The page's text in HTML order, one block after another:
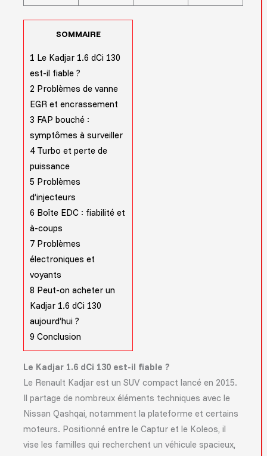
SOMMAIRE
1 Le Kadjar 1.6 dCi 130
est-il fiable ?
2 Problèmes de vanne
EGR et encrassement
3 FAP bouché :
symptômes à surveiller
4Turbo et perte de
puissance
5 Problèmes
d’injecteurs
6 Boîte EDC : fiabilité et
à-coups
7 Problèmes
électroniques et
voyants
8 Peut-on acheter un
Kadjar 1.6 dCi 130
aujourd’hui ?
9 Conclusion
Le Kadjar 1.6 dCi 130 est-il fiable ?
Le Renault Kadjar est un SUV compact lancé en 2015.
Il partage de nombreux éléments techniques avec le
Nissan Qashqai, notamment la plateforme et certains
moteurs. Positionné entre le Captur et le Koleos, il
vise les familles qui recherchent un véhicule spacieux,